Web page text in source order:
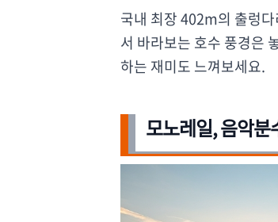
국내 최장 402m의 출렁
서 바라보는 호수 풍경은
하는 재미도 느껴보세요.
모노레일, 음악분